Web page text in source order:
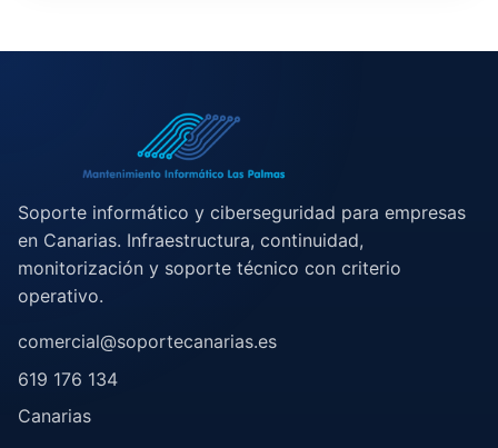
Soporte informático y ciberseguridad para empresas
en Canarias. Infraestructura, continuidad,
monitorización y soporte técnico con criterio
operativo.
comercial@soportecanarias.es
619 176 134
Canarias